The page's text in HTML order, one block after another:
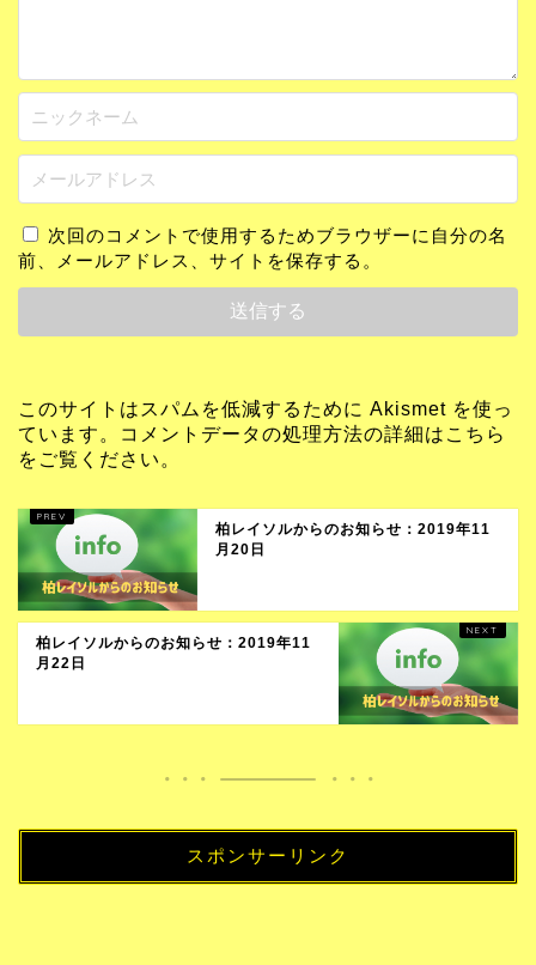
次回のコメントで使用するためブラウザーに自分の名
前、メールアドレス、サイトを保存する。
このサイトはスパムを低減するために Akismet を使っ
ています。
コメントデータの処理方法の詳細はこちら
をご覧ください 。
柏レイソルからのお知らせ：2019年11
月20日
柏レイソルからのお知らせ：2019年11
月22日
スポンサーリンク